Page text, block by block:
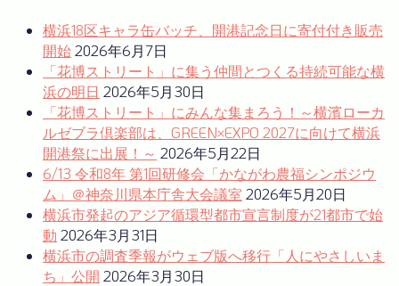
ゲ
シ
ョ
横浜18区キャラ缶バッチ、開港記念日に寄付付き販売
開始2026年6月7日
「花博ストリート」に集う仲間とつくる持続可能な横
浜の明日 2026年5月30日
「花博ストリート」にみんな集まろう！～横濱ローカ
ルゼブラ倶楽部は、GREEN×EXPO 2027に向けて横浜
開港祭に出展！～ 2026年5月22日
6/13 令和8年 第1回研修会「かながわ農福シンポジウ
ム」＠神奈川県本庁舎大会議室 2026年5月20日
横浜市発起のアジア循環型都市宣言制度が21都市で始
動 2026年3月31日
横浜市の調査季報がウェブ版へ移行「人にやさしいま
ち」公開 2026年3月30日